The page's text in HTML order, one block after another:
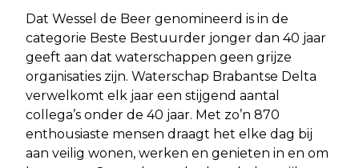
Dat Wessel de Beer genomineerd is in de
categorie Beste Bestuurder jonger dan 40 jaar
geeft aan dat waterschappen geen grijze
organisaties zijn. Waterschap Brabantse Delta
verwelkomt elk jaar een stijgend aantal
collega’s onder de 40 jaar. Met zo’n 870
enthousiaste mensen draagt het elke dag bij
aan veilig wonen, werken en genieten in en om